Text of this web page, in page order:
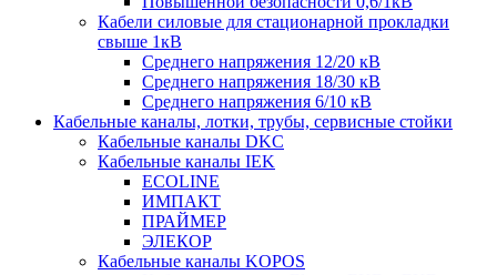
Кабели силовые для стационарной прокладки
свыше 1кВ
Среднего напряжения 12/20 кВ
Среднего напряжения 18/30 кВ
Среднего напряжения 6/10 кВ
Кабельные каналы, лотки, трубы, сервисные стойки
Кабельные каналы DKC
Кабельные каналы IEK
ECOLINE
ИМПАКТ
ПРАЙМЕР
ЭЛЕКОР
Кабельные каналы KOPOS